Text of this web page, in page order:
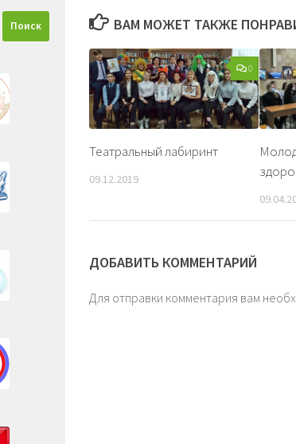
ВАМ МОЖЕТ ТАКЖЕ
0
Театральный лабиринт
09.12.2019
ДОБАВИТЬ КОММЕНТАРИЙ
Для отправки комментария вам